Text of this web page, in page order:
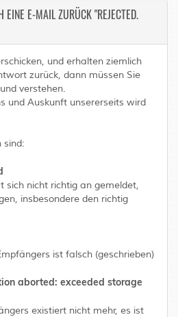
E-MAIL ZURÜCK "REJECTED.
und erhalten ziemlich
zurück, dann müssen Sie
verstehen.
und Auskunft unsererseits wird
sind:
sich nicht richtig an gemeldet,
insbesondere den richtig
ist falsch (geschrieben)
aborted: exceeded storage
existiert nicht mehr, es ist